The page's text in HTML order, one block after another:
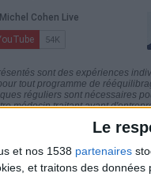
Le
et nos 1538 partenaires
et traitons des
sont des expériences
tout programme de
réguliers sont nécessaires
médecin traitant avant
vos habitudes nutritionnelles.